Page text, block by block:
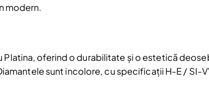
modern.
Platina, oferind o durabilitate și o estetică
sunt incolore, cu specificații H-E / SI-